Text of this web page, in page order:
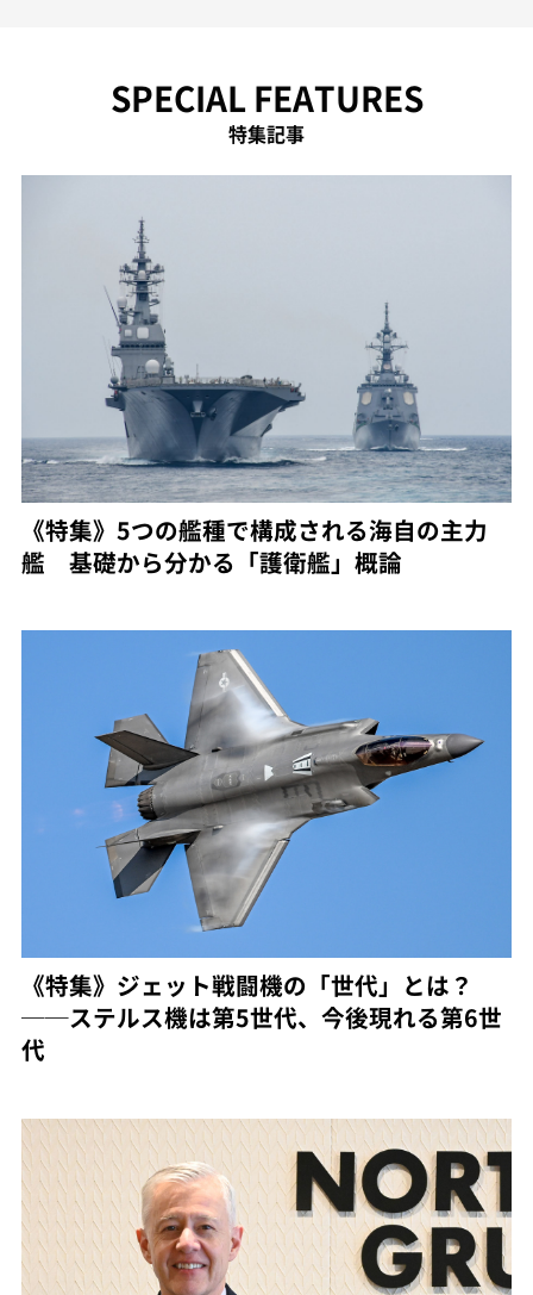
SPECIAL FEATURES
特集記事
《特集》5つの艦種で構成される海自の主力
艦 基礎から分かる「護衛艦」概論
《特集》ジェット戦闘機の「世代」とは？
──ステルス機は第5世代、今後現れる第6世
代